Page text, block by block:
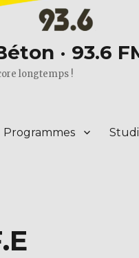
· 93.6
longtemps !
Programmes